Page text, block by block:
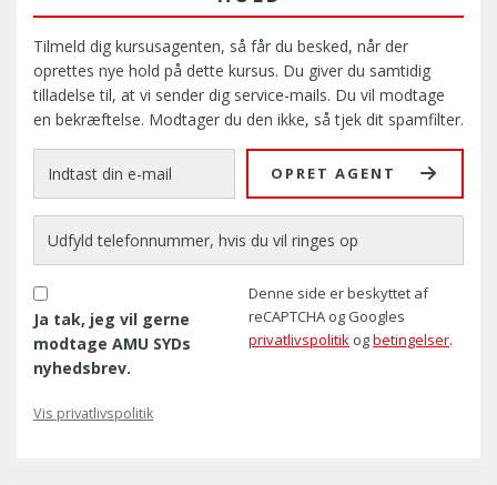
Tilmeld dig kursusagenten, så får du besked, når der
oprettes nye hold på dette kursus. Du giver du samtidig
tilladelse til, at vi sender dig service-mails. Du vil modtage
en bekræftelse. Modtager du den ikke, så tjek dit spamfilter.
OPRET AGENT
Ja tak, jeg vil gerne
modtage AMU SYDs
nyhedsbrev.
Denne side er beskyttet af
reCAPTCHA og Googles
privatlivspolitik ogbetingelser.
Vis privatlivspolitik